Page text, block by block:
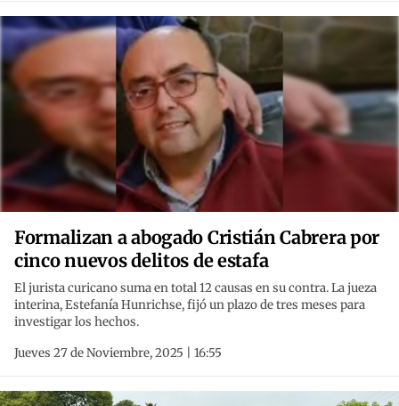
Formalizan a abogado Cristián Cabrera por
cinco nuevos delitos de estafa
El jurista curicano suma en total 12 causas en su contra. La jueza
interina, Estefanía Hunrichse, fijó un plazo de tres meses para
investigar los hechos.
Jueves 27 de Noviembre, 2025 | 16:55